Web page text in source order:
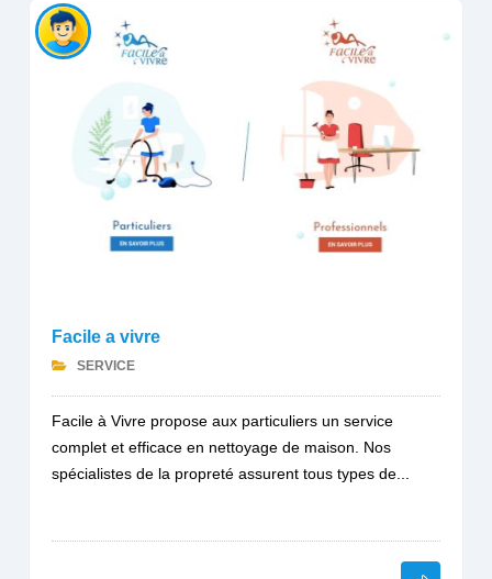
Facile a vivre
SERVICE
Facile à Vivre propose aux particuliers un service
complet et efficace en nettoyage de maison. Nos
spécialistes de la propreté assurent tous types de...